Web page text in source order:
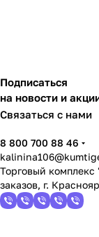
Подписаться
на новости и
Связаться с нами
8 800 700 88 46
Торговый
заказов, г.